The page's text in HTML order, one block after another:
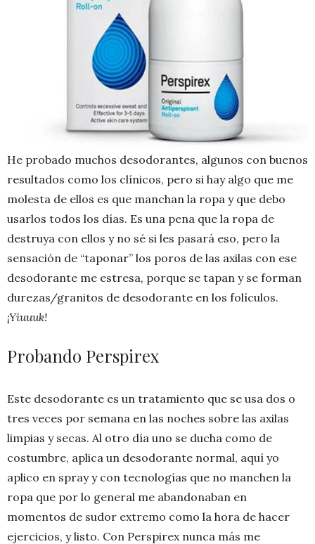
He probado muchos desodorantes, algunos con buenos
resultados como los clínicos, pero si hay algo que me
molesta de ellos es que manchan la ropa y que debo
usarlos todos los días. Es una pena que la ropa de
destruya con ellos y no sé si les pasará eso, pero la
sensación de “taponar” los poros de las axilas con ese
desodorante me estresa, porque se tapan y se forman
durezas/granitos de desodorante en los folículos.
¡Yiuuuk!
Probando Perspirex
Este desodorante es un tratamiento que se usa dos o
tres veces por semana en las noches sobre las axilas
limpias y secas. Al otro día uno se ducha como de
costumbre, aplica un desodorante normal, aquí yo
aplico en spray y con tecnologías que no manchen la
ropa que por lo general me abandonaban en
momentos de sudor extremo como la hora de hacer
ejercicios, y listo. Con Perspirex nunca más me